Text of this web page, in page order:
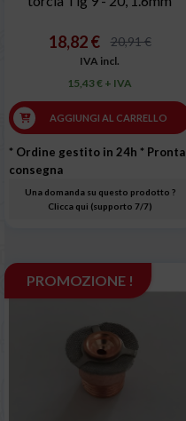
18,82 € 20,91 €
IVA incl.
15,43 € + IVA
AGGIUNGI AL CARRELLO
* Ordine gestito in 24h * Pronta
consegna
Una domanda su questo prodotto ?
Clicca qui (supporto 7/7)
PROMOZIONE !